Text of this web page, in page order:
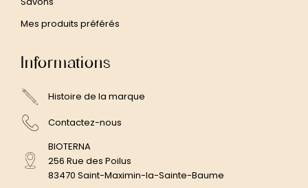
Mes produits préférés
Informations
Histoire de la marque
Contactez-nous
BIOTERNA
256 Rue des Poilus
83470 Saint-Maximin-la-Sainte-Baume